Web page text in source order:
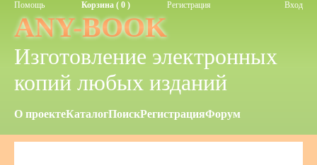
Помощь Корзина ( 0 ) Регистрация Вход
ANY-BOOK
Изготовление электронных
копий любых изданий
О проектеКаталогПоискРегистрацияФорум